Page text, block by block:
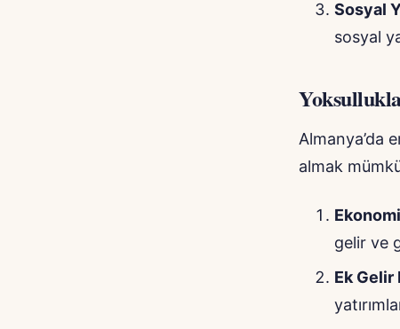
Sosyal
sosyal
Almanya’da
almak
gelir ve
Ek Gelir